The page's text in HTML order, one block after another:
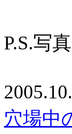
P.S.写
穴場中